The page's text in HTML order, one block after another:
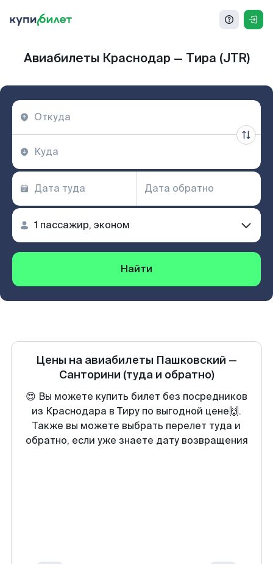
Авиабилеты Краснодар — Тира (JTR)
Найти
Цены на авиабилеты Пашковский —
Санторини (туда и обратно)
😍 Вы можете купить билет без посредников
из Краснодара в Тиру по выгодной цене🙌.
Также вы можете выбрать перелет туда и
обратно, если уже знаете дату возвращения